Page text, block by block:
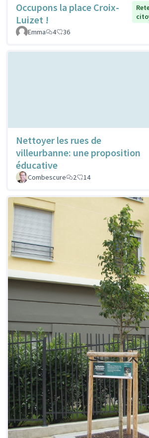
Occupons la place Croix-
Luizet !
Emma
4 36
Nettoyer les rues de
villeurbanne: une proposition
éducative
Combescure 2 14